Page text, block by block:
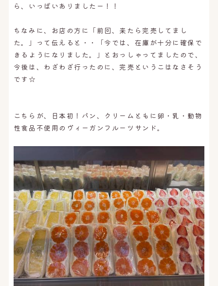
ら、いっぱいありましたー！！
ちなみに、お店の方に「前回、来たら完売してまし
た。」って伝えると・・「今では、在庫が十分に確保で
きるようになりました。」とおっしゃってましたので、
今後は、わざわざ行ったのに、完売というこはなさそう
です☆
こちらが、日本初！パン、クリームともに卵・乳・動物
性食品不使用のヴィーガンフルーツサンド。